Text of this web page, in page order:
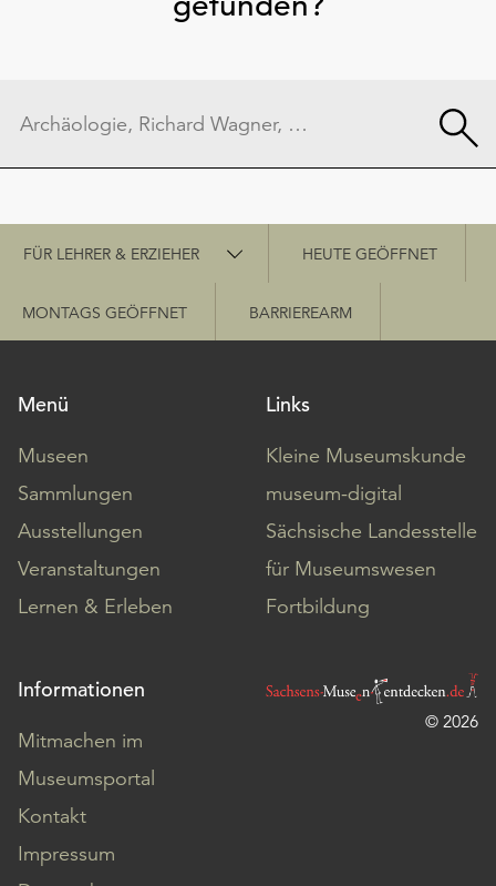
Schnellzugriff
FÜR LEHRER & ERZIEHER HEUTE GEÖFFNET
MONTAGS GEÖFFNET BARRIEREARM
Menü
Museen
Sammlungen
Ausstellungen
Veranstaltungen
Lernen & Erleben
Links
Kleine Museumskunde
museum-digital
Sächsische Landesstelle
für Museumswesen
Fortbildung
Informationen
Mitmachen im
Museumsportal
Kontakt
Impressum
© 2026